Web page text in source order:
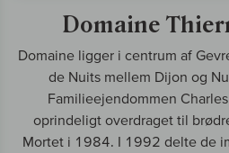
Domaine
Domaine ligger i centrum af
de Nuits mellem Dijon og
Familieejendommen
oprindeligt overdraget til
Mortet i 1984. I 1992 delte de